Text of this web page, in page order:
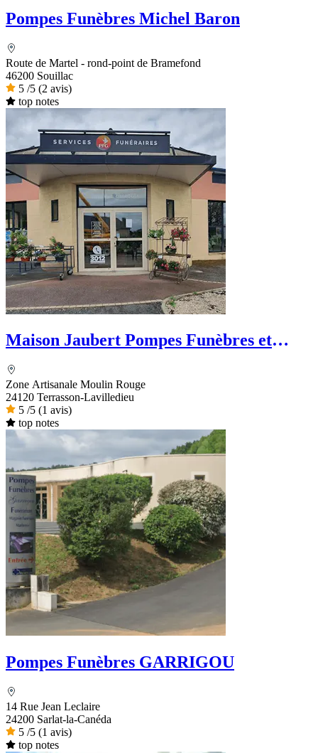
Pompes Funèbres Michel Baron
Route de Martel - rond-point de Bramefond
46200 Souillac
5 /5 (2 avis)
top notes
Maison Jaubert Pompes Funèbres et
Zone Artisanale Moulin Rouge
24120 Terrasson-Lavilledieu
5 /5 (1 avis)
top notes
Pompes Funèbres GARRIGOU
14 Rue Jean Leclaire
24200 Sarlat-la-Canéda
5 /5 (1 avis)
top notes